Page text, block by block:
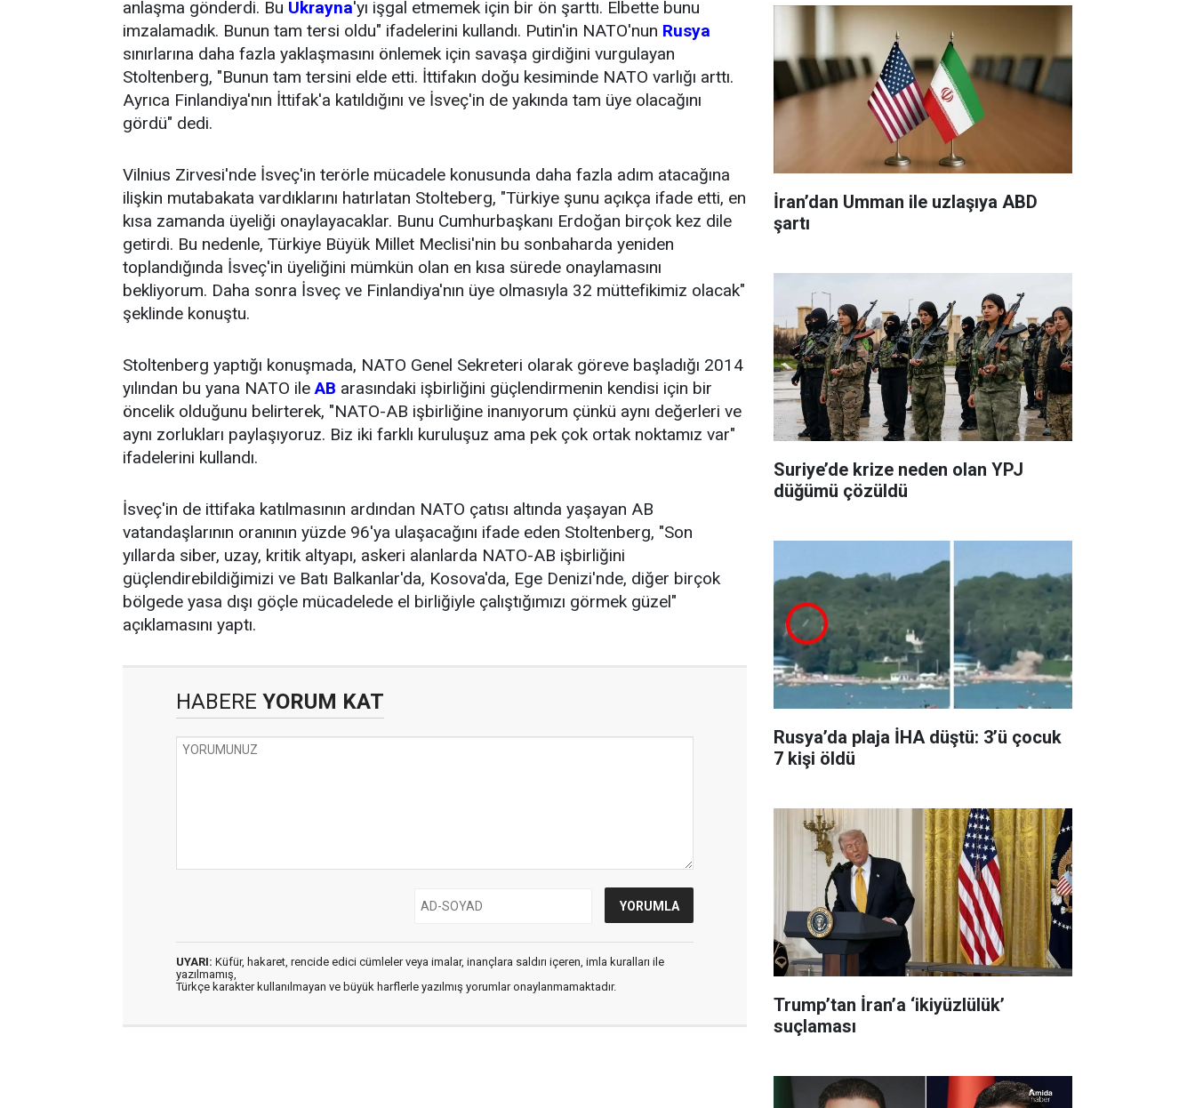
anlaşma gönderdi. Bu Ukrayna'yı işgal etmemek için bir ön şarttı. Elbette bunu
imzalamadık. Bunun tam tersi oldu" ifadelerini kullandı. Putin'in NATO'nun Rusya
sınırlarına daha fazla yaklaşmasını önlemek için savaşa girdiğini vurgulayan
Stoltenberg, "Bunun tam tersini elde etti. İttifakın doğu kesiminde NATO varlığı arttı.
Ayrıca Finlandiya'nın İttifak'a katıldığını ve İsveç'in de yakında tam üye olacağını
gördü" dedi.
Vilnius Zirvesi'nde İsveç'in terörle mücadele konusunda daha fazla adım atacağına
ilişkin mutabakata vardıklarını hatırlatan Stolteberg, "Türkiye şunu açıkça ifade etti, en
kısa zamanda üyeliği onaylayacaklar. Bunu Cumhurbaşkanı Erdoğan birçok kez dile
getirdi. Bu nedenle, Türkiye Büyük Millet Meclisi'nin bu sonbaharda yeniden
toplandığında İsveç'in üyeliğini mümkün olan en kısa sürede onaylamasını
bekliyorum. Daha sonra İsveç ve Finlandiya'nın üye olmasıyla 32 müttefikimiz olacak"
şeklinde konuştu.
Stoltenberg yaptığı konuşmada, NATO Genel Sekreteri olarak göreve başladığı 2014
yılından bu yana NATO ileAB arasındaki işbirliğini güçlendirmenin kendisi için bir
öncelik olduğunu belirterek, "NATO-AB işbirliğine inanıyorum çünkü aynı değerleri ve
aynı zorlukları paylaşıyoruz. Biz iki farklı kuruluşuz ama pek çok ortak noktamız var"
ifadelerini kullandı.
İsveç'in de ittifaka katılmasının ardından NATO çatısı altında yaşayan AB
vatandaşlarının oranının yüzde 96'ya ulaşacağını ifade eden Stoltenberg, "Son
yıllarda siber, uzay, kritik altyapı, askeri alanlarda NATO-AB işbirliğini
güçlendirebildiğimizi ve Batı Balkanlar'da, Kosova'da, Ege Denizi'nde, diğer birçok
bölgede yasa dışı göçle mücadelede el birliğiyle çalıştığımızı görmek güzel"
açıklamasını yaptı.
HABERE YORUM KAT
UYARI: Küfür, hakaret, rencide edici cümleler veya imalar, inançlara saldırı içeren, imla kuralları ile
yazılmamış,
Türkçe karakter kullanılmayan ve büyük harflerle yazılmış yorumlar onaylanmamaktadır.
İran’dan Umman ile uzlaşıya ABD
şartı
Suriye’de krize neden olan YPJ
düğümü çözüldü
Rusya’da plaja İHA düştü: 3’ü çocuk
7 kişi öldü
Trump’tan İran’a ‘ikiyüzlülük’
suçlaması